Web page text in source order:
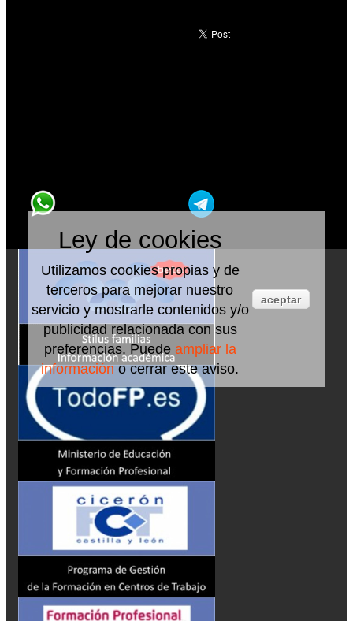
Ley de cookies
Utilizamos cookies propias y de
terceros para mejorar nuestro
servicio y mostrarle contenidos y/o
publicidad relacionada con sus
preferencias. Puede ampliar la
informacióno cerrar este aviso.
aceptar